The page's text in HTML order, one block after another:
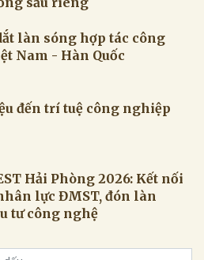
làn sóng hợp tác công
Nam - Hàn Quốc
đến trí tuệ công nghiệp
Hải Phòng 2026: Kết nối
lực ĐMST, đón làn
tư công nghệ